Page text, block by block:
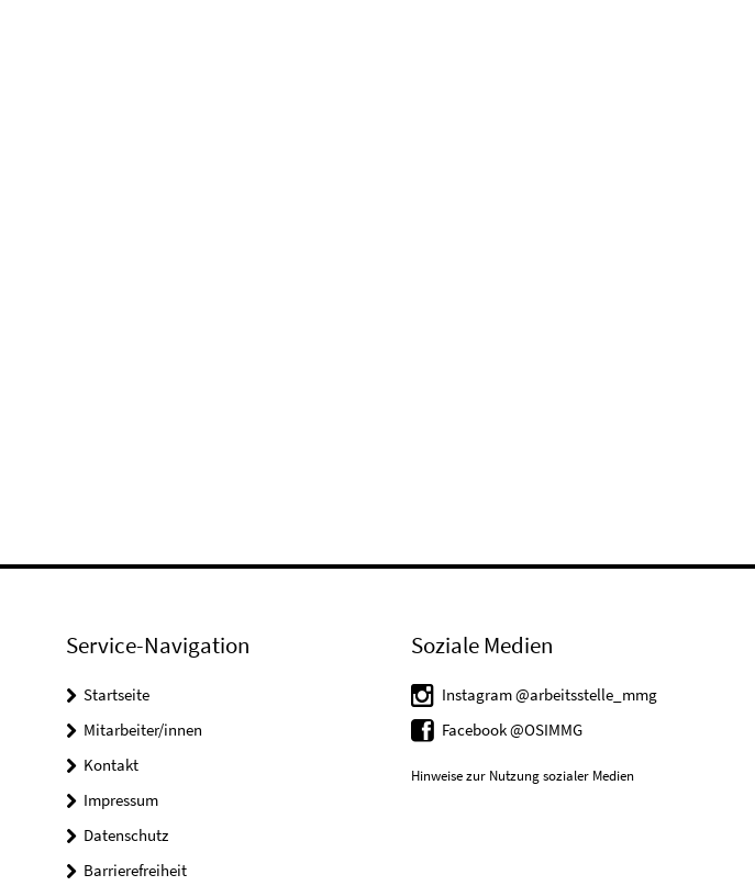
Service-Navigation
Startseite
Mitarbeiter/innen
Kontakt
Impressum
Datenschutz
Barrierefreiheit
Soziale Medien
Instagram @arbeitsstelle_mmg
Facebook @OSIMMG
Hinweise zur Nutzung sozialer Medien